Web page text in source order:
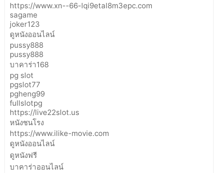
https://www.xn--66-lqi9etal8m3epc.com
sagame
joker123
ดูหนังออนไลน์
pussy888
pussy888
บาคาร่า168
pg slot
pgslot77
pgheng99
fullslotpg
https://live22slot.us
หนังชนโรง
https://www.ilike-movie.com
ดูหนังออนไลน์
ดูหนังฟรี
บาคาร่าออนไลน์